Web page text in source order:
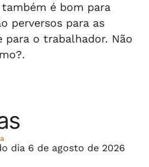
é bom para
perversos para as
para o trabalhador. Não
dia 6 de agosto de 2026